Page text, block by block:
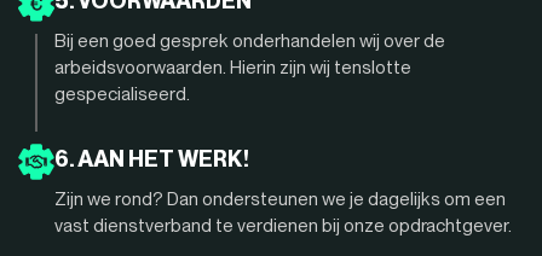
Bij een goed gesprek onderhandelen wij over de
arbeidsvoorwaarden. Hierin zijn wij tenslotte
gespecialiseerd.
6. AAN HET WERK!
Zijn we rond? Dan ondersteunen we je dagelijks om een
vast dienstverband te verdienen bij onze opdrachtgever.